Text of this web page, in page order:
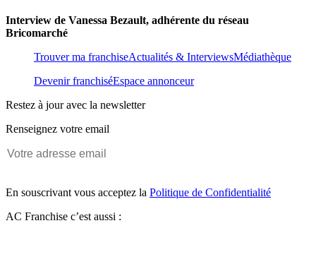
Interview de Vanessa Bezault, adhérente du réseau
Bricomarché
Trouver ma franchiseActualités & InterviewsMédiathèque
Devenir franchiséEspace annonceur
Restez à jour avec la newsletter
Renseignez votre email
En souscrivant vous acceptez la Politique de Confidentialité
AC Franchise c’est aussi :